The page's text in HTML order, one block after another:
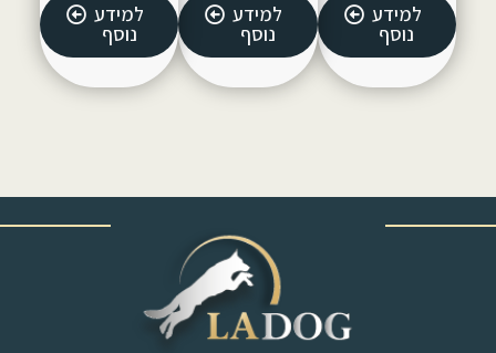
למידע
נוסף
למידע
נוסף
למידע
נוסף